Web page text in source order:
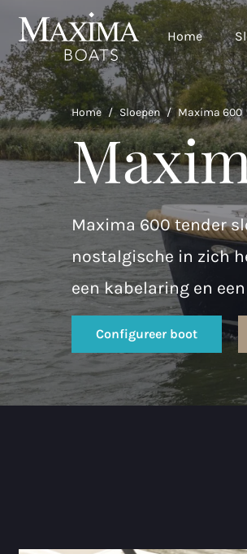
Home
Home / Sloepen / Maxima 600
Maxima 600 tender
nostalgische in zich
een kabelaring en
Configureer boot